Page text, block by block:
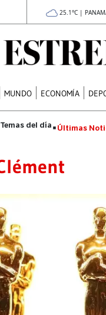
25.1°C |
MUNDO ECONOMÍA
Últimas